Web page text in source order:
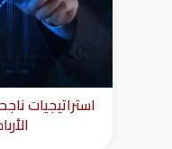
استراتيجيات